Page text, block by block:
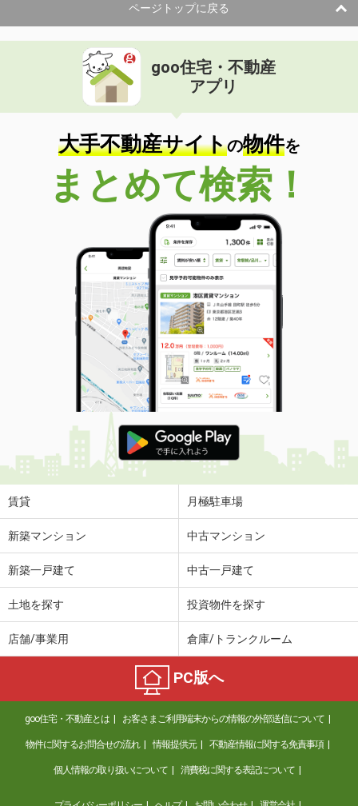
間取り
1K
東京都世田谷区尾山台１
価 格
15.80万円
住 所
東京都世田谷区尾山台１
専有面積 40.95m²
間取り
2DK
東京都中央区築地６丁目
価 格
23万円
東京都中央区築地６丁目
48.44m²
間取り
1LDK
東京都江東区亀戸２丁目
価 格
10.70万円
住 所
東京都江東区亀戸２丁目
専有面積 25.92m²
間取り
1DK
東京都北区田端新町３丁目
価 格
9.50万円
住 所
東京都北区田端新町３丁目
専有面積
東京都世田谷区弦巻２丁目
22.50万円
東京都北区田端新町２丁目
25.10万円
住 所
東京都北区田端新町２丁目
専有面積 51.03m²
間取り
2LDK
東京都江東区常盤２丁目
ページトップに戻る
goo住宅・不動産
アプリ
大手不動産サイトの物件を
まとめて検索！
賃貸 月極駐車場
新築マンション 中古マンション
新築一戸建て 中古一戸建て
土地を探す 投資物件を探す
店舗/事業用 倉庫/トランクルーム
PC版へ
goo住宅・不動産とは お客さまご利用端末からの情報の外部送信について
物件に関するお問合せの流れ 情報提供元 不動産情報に関する免責事項
個人情報の取り扱いについて 消費税に関する表記について